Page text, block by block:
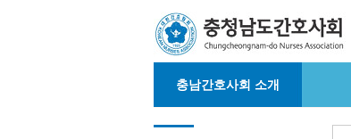
충남간호사회 소개